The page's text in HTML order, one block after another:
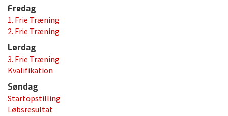
Fredag
1. Frie Træning
2. Frie Træning
Lørdag
3. Frie Træning
Kvalifikation
Søndag
Startopstilling
Løbsresultat